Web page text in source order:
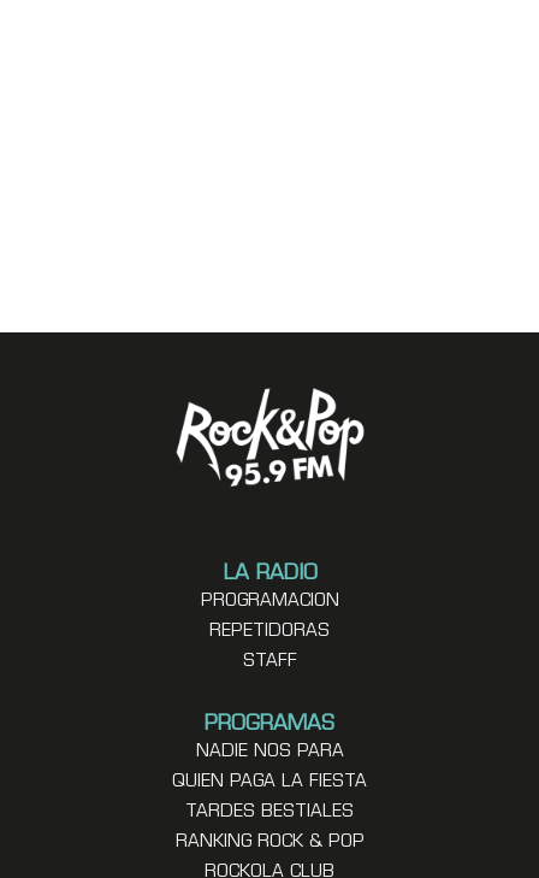
LA RADIO
PROGRAMACION
REPETIDORAS
STAFF
PROGRAMAS
NADIE NOS PARA
QUIEN PAGA LA FIESTA
TARDES BESTIALES
RANKING ROCK & POP
ROCKOLA CLUB